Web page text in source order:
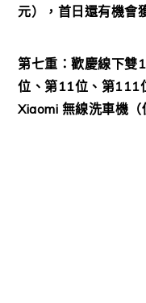
元），首日還有機會
第七重：歡慶線下雙
位、第11位、第111
Xiaomi 無線洗車機